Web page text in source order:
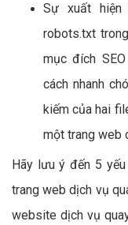
Sự xuất hiện
robots.txt
mục đích
cách nhanh
kiếm của hai
một trang web
Hãy lưu ý đến 5
trang web dịch vụ
website dịch vụ